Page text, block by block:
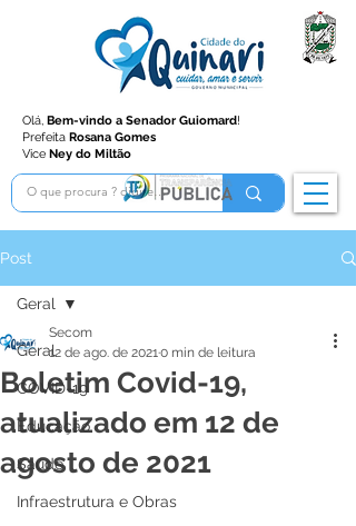
Olá, Bem-vindo a Senador Guiomard!
Prefeita Rosana Gomes
Vice Ney do Miltão
Post
Geral
COVID-19
Educação
Saúde
Infraestrutura e Obras
Geral
Boletim Covid-19,
atualizado em 12 de
agosto de 2021
Secom
12 de ago. de 20210 min de leitura